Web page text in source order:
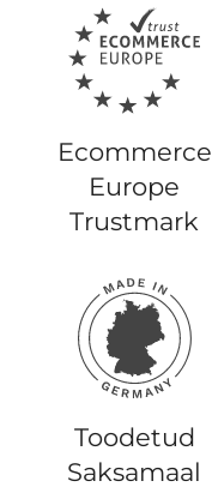
Ecommerce
Europe
Trustmark
Toodetud
Saksamaal